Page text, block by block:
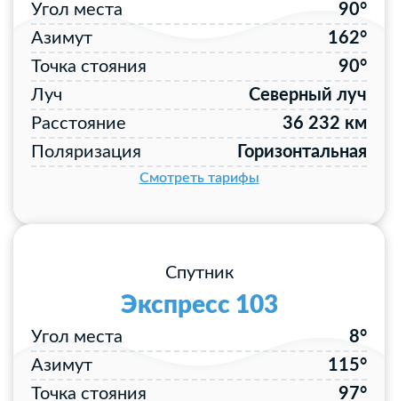
Угол места
90°
Азимут
162°
Точка стояния
90°
Луч
Северный луч
Расстояние
36 232 км
Поляризация
Горизонтальная
Смотреть тарифы
Спутник
Экспресс 103
Угол места
8°
Азимут
115°
Точка стояния
97°